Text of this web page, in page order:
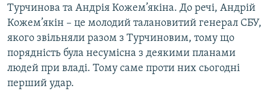
Турчинова та Андрія Кожем’якіна. До речі, Андрій
Кожем’якін – це молодий талановитий генерал СБУ,
якого звільняли разом з Турчиновим, тому що
порядність була несумісна з деякими планами
людей при владі. Тому саме проти них сьогодні
перший удар.